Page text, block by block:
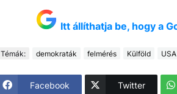
Itt állíthatja be, hogy a
Témák: demokraták felmérés Külföld USA
Facebook Twitter